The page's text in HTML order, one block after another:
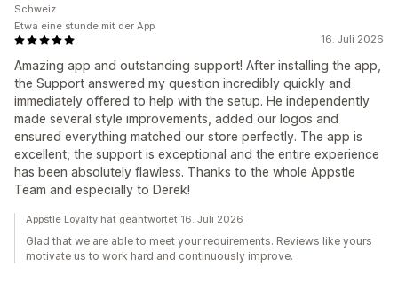
16. Juli 2026
Amazing app and outstanding support! After installing the app,
the Support answered my question incredibly quickly and
immediately offered to help with the setup. He independently
made several style improvements, added our logos and
ensured everything matched our store perfectly. The app is
excellent, the support is exceptional and the entire experience
has been absolutely flawless. Thanks to the whole Appstle
Team and especially to Derek!
Schweiz
Etwa eine stunde mit der App
Appstle Loyalty hat geantwortet 16. Juli 2026
Glad that we are able to meet your requirements. Reviews like yours
motivate us to work hard and continuously improve.